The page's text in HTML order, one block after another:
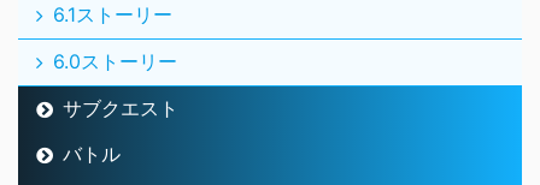
6.1ストーリー
6.0ストーリー
サブクエスト
バトル